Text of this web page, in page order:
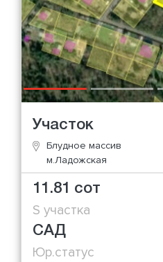
Участок
Блудное массив
м.Ладожская
11.81 сот
S участка
САД
Юр.статус